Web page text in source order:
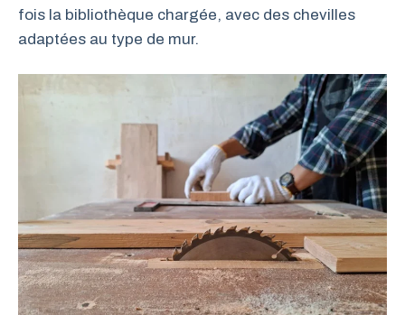
fois la bibliothèque chargée, avec des chevilles
adaptées au type de mur.